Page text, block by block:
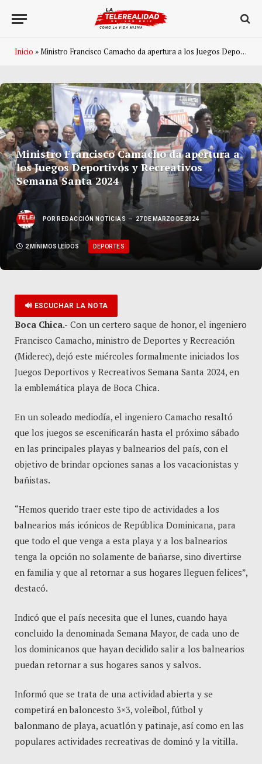
Inicio »Ministro Francisco Camacho da apertura a los Juegos Deportivos y Recreativos Semana Santa 2024
Ministro Francisco Camacho da apertura a
los Juegos Deportivos y Recreativos
Semana Santa 2024
POR REDACCIÓN NOTICIAS 27 DE MARZO DE 2024
2 MÍNIMOS LEÍDOS DEPORTES
🔊 ESCUCHAR LA NOTA
Boca Chica.- Con un certero saque de honor, el ingeniero
Francisco Camacho, ministro de Deportes y Recreación
(Miderec), dejó este miércoles formalmente iniciados los
Juegos Deportivos y Recreativos Semana Santa 2024, en
la emblemática playa de Boca Chica.
En un soleado mediodía, el ingeniero Camacho resaltó
que los juegos se escenificarán hasta el próximo sábado
en las principales playas y balnearios del país, con el
objetivo de brindar opciones sanas a los vacacionistas y
bañistas.
“Hemos querido traer este tipo de actividades a los
balnearios más icónicos de República Dominicana, para
que todo el que venga a esta playa y a los balnearios
tenga la opción no solamente de bañarse, sino divertirse
en familia y que al retornar a sus hogares lleguen felices”,
destacó.
Indicó que el país necesita que el lunes, cuando haya
concluido la denominada Semana Mayor, de cada uno de
los dominicanos que hayan decidido salir a los balnearios
puedan retornar a sus hogares sanos y salvos.
Informó que se trata de una actividad abierta y se
competirá en baloncesto 3×3, voleibol, fútbol y
balonmano de playa, acuatlón y patinaje, así como en las
populares actividades recreativas de dominó y la vitilla.